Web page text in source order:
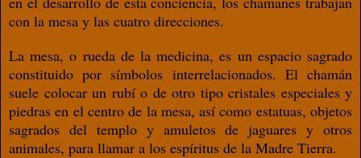
con la mesa y las cuatro direcciones.
La mesa, o rueda de la medicina, es un espacio sagrado
constituido por símbolos interrelacionados. El chamán
suele colocar un rubí o de otro tipo cristales especiales y
piedras en el centro de la mesa, así como estatuas, objetos
sagrados del templo y amuletos de jaguares y otros
animales, para llamar a los espíritus de la Madre Tierra.